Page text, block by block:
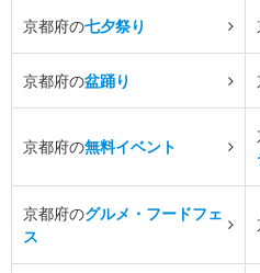
京都府の七夕祭り
京都府の盆踊り
京都府の無料イベント
京都府のグルメ・フードフェ
ス